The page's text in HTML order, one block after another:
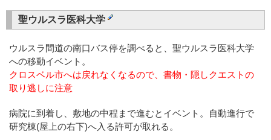
聖ウルスラ医科大学
ウルスラ間道の南口バス停を調べると、聖ウルスラ医科大学
への移動イベント。
クロスベル市へは戻れなくなるので、書物・隠しクエストの
取り逃しに注意
病院に到着し、敷地の中程まで進むとイベント。自動進行で
研究棟(屋上の右下)へ入る許可が取れる。